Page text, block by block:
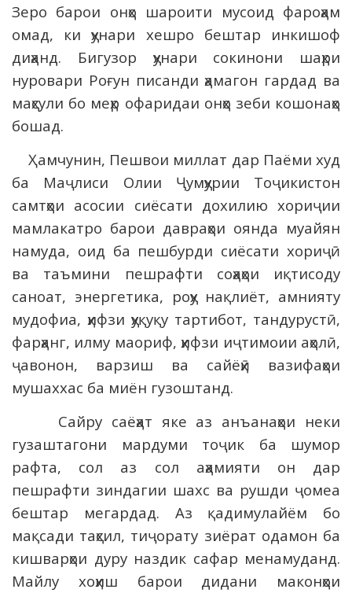
Зеро барои онҳо шароити мусоид фароҳам
омад, ки ҳунари хешро бештар инкишоф
диҳанд. Бигузор ҳунари сокинони шаҳри
нуровари Роғун писанди ҳамагон гардад ва
маҳсули бо меҳр офаридаи онҳо зеби кошонаҳо
бошад.
Ҳамчунин, Пешвои миллат дар Паёми худ
ба Маҷлиси Олии Ҷумҳурии Тоҷикистон
самтҳои асосии сиёсати дохилию хориҷии
мамлакатро барои давраҳои оянда муайян
намуда, оид ба пешбурди сиёсати хориҷӣ
ва таъмини пешрафти соҳаҳои иқтисоду
саноат, энергетика, роҳу нақлиёт, амнияту
мудофиа, ҳифзи ҳуқуқу тартибот, тандурустӣ,
фарҳанг, илму маориф, ҳифзи иҷтимоии аҳолӣ,
ҷавонон, варзиш ва сайёҳӣ вазифаҳои
мушаххас ба миён гузоштанд.
Сайру саёҳат яке аз анъанаҳои неки
гузаштагони мардуми тоҷик ба шумор
рафта, сол аз сол аҳамияти он дар
пешрафти зиндагии шахс ва рушди ҷомеа
бештар мегардад. Аз қадимулайём бо
мақсади таҳсил, тиҷорату зиёрат одамон ба
кишварҳои дуру наздик сафар менамуданд.
Майлу хоҳиш барои дидани маконҳои